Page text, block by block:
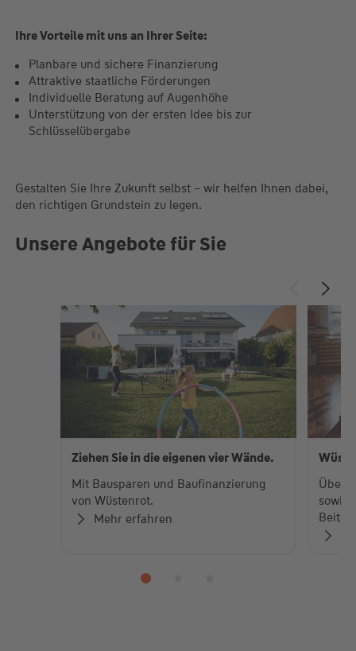
Ihre Vorteile mit uns an Ihrer Seite:
Planbare und sichere Finanzierung
Attraktive staatliche Förderungen
Individuelle Beratung auf Augenhöhe
Unterstützung von der ersten Idee bis zur
Schlüsselübergabe
Gestalten Sie Ihre Zukunft selbst – wir helfen Ihnen dabei,
den richtigen Grundstein zu legen.
Unsere Angebote für Sie
Ziehen Sie in die eigenen vier Wände.
Mit Bausparen und Baufinanzierung
von Wüstenrot.
Mehr erfahren
Über
sowie